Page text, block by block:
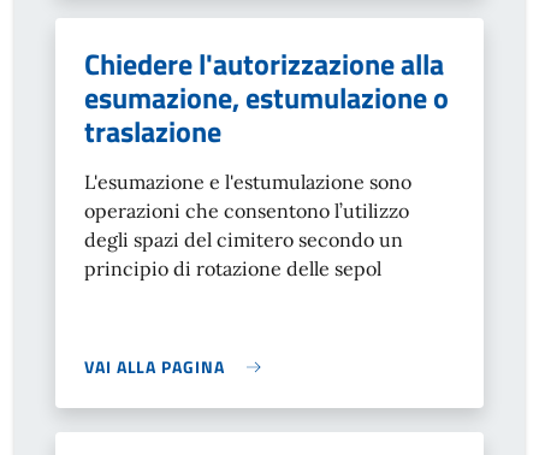
Chiedere l'autorizzazione alla
esumazione, estumulazione o
traslazione
L'esumazione e l'estumulazione sono
operazioni che consentono l’utilizzo
degli spazi del cimitero secondo un
principio di rotazione delle sepol
VAI ALLA PAGINA